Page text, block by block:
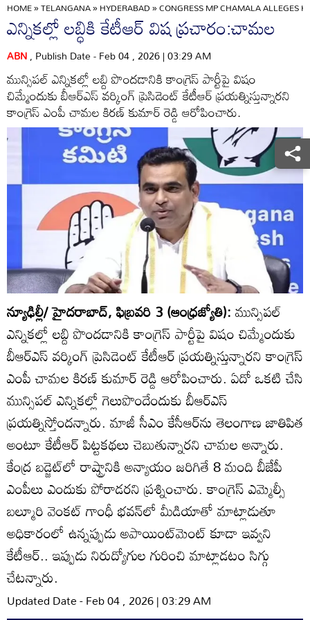
HOME»TELANGANA»HYDERABAD»CONGRESS MP CHAMALA ALLEGES
ఎన్నికల్లో లబ్ధికి కేటీఆర్‌ విష ప్రచారం:చామల
ABN, Publish Date - Feb 04 , 2026 | 03:29 AM
మున్సిపల్‌ ఎన్నికల్లో లబ్ది పొందడానికి కాంగ్రెస్‌ పార్టీపై విషం
చిమ్మేందుకు బీఆర్‌ఎస్‌ వర్కింగ్‌ ప్రెసిడెంట్‌ కేటీఆర్‌ ప్రయత్నిస్తున్నారని
కాంగ్రెస్‌ ఎంపీ చామల కిరణ్‌ కుమార్‌ రెడ్డి ఆరోపించారు.
న్యూఢిల్లీ/ హైదరాబాద్‌, ఫిబ్రవరి 3 (ఆంధ్రజ్యోతి):మున్సిపల్‌
ఎన్నికల్లో లబ్ది పొందడానికి కాంగ్రెస్‌ పార్టీపై విషం చిమ్మేందుకు
బీఆర్‌ఎస్‌ వర్కింగ్‌ ప్రెసిడెంట్‌ కేటీఆర్‌ ప్రయత్నిస్తున్నారని కాంగ్రెస్‌
ఎంపీ చామల కిరణ్‌ కుమార్‌ రెడ్డి ఆరోపించారు. ఏదో ఒకటి చేసి
మున్సిపల్‌ ఎన్నికల్లో గెలుపొందేందుకు బీఆర్‌ఎస్‌
ప్రయత్నిస్తోందన్నారు. మాజీ సీఎం కేసీఆర్‌ను తెలంగాణ జాతిపిత
అంటూ కేటీఆర్‌ పిట్టకథలు చెబుతున్నారని చామల అన్నారు.
కేంద్ర బడ్జెట్‌లో రాష్ట్రానికి అన్యాయం జరిగితే 8 మంది బీజేపీ
ఎంపీలు ఎందుకు పోరాడరని ప్రశ్నించారు. కాంగ్రెస్‌ ఎమ్మెల్సీ
బల్మూరి వెంకట్‌ గాంధీ భవన్‌లో మీడియాతో మాట్లాడుతూ
అధికారంలో ఉన్నప్పుడు అపాయింట్‌మెంట్‌ కూడా ఇవ్వని
కేటీఆర్‌.. ఇప్పుడు నిరుద్యోగుల గురించి మాట్లాడటం సిగ్గు
చేటన్నారు.
Updated Date - Feb 04 , 2026 | 03:29 AM